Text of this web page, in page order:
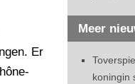
Er
Meer
koningin